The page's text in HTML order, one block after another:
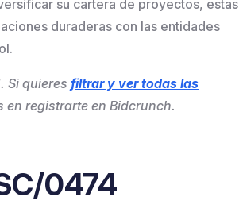
su cartera de proyectos, estas
duraderas con las entidades
Si quieres filtrar y ver todas las
registrarte en Bidcrunch.
0474